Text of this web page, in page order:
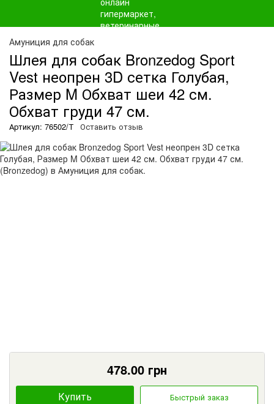
Амуниция для собак
Шлея для собак Bronzedog Sport
Vest неопрен 3D сетка Голубая,
Размер M Обхват шеи 42 см.
Обхват груди 47 см.
Артикул: 76502/Т Оставить отзыв
478.00 грн
Купить Быстрый заказ